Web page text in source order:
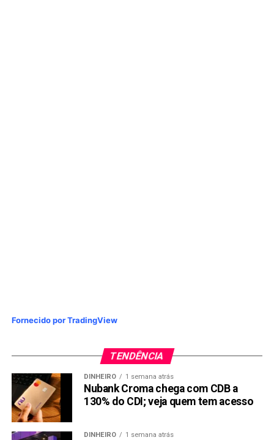
Fornecido por TradingView
TENDÊNCIA
DINHEIRO 1 semana atrás
Nubank Croma chega com CDB a
130% do CDI; veja quem tem acesso
DINHEIRO 1 semana atrás